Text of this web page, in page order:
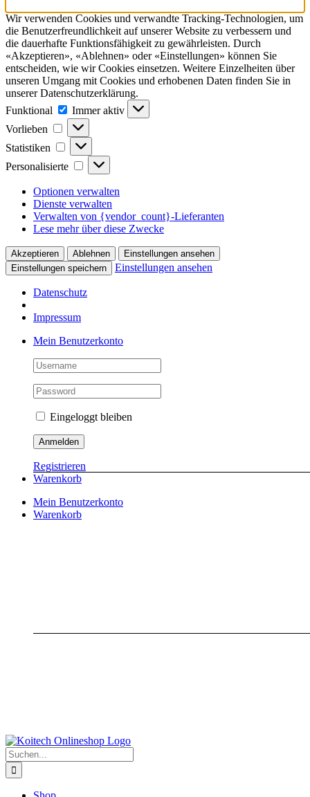
Wir verwenden Cookies und verwandte Tracking-Technologien, um
die Benutzerfreundlichkeit auf unserer Website zu verbessern und
die dauerhafte Funktionsfähig­keit zu gewährleisten. Durch
«Akzeptieren», «Ablehnen» oder «Einstellungen» können Sie
entscheiden, wie wir Cookies einsetzen. Weitere Einzelheiten über
unseren Umgang mit Cookies und erhobenen Daten finden Sie in
unserer Datenschutzerklärung.
Funktional
Funktional
Immer aktiv
Vorlieben
Vorlieben
Statistiken Statistiken
Personalisierte Personalisierte
Optionen verwalten
Dienste verwalten
Verwalten von {vendor_count}-Lieferanten
Lese mehr über diese Zwecke
Akzeptieren Ablehnen
Einstellungen ansehen
Einstellungen speichern
Einstellungen ansehen
Datenschutz
Impressum
Skip
Mein Benutzerkonto
Eingeloggt bleiben
Registrieren
Warenkorb
Mein Benutzerkonto
Warenkorb
Suche
nach: